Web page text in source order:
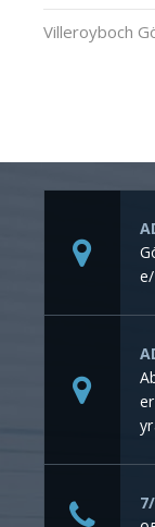
Villeroyboch